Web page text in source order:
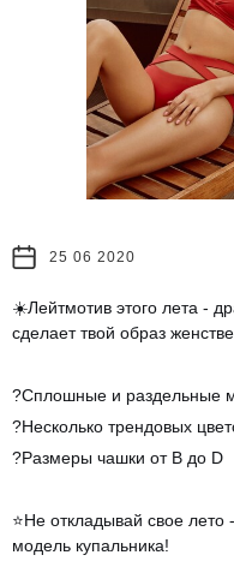
25 06 2020
☀️Лейтмотив этого лета -
сделает твой образ
?Сплошные и раздельные
?Несколько трендовых
?Размеры чашки от В до D
⭐️Не откладывай свое
модель купальника!